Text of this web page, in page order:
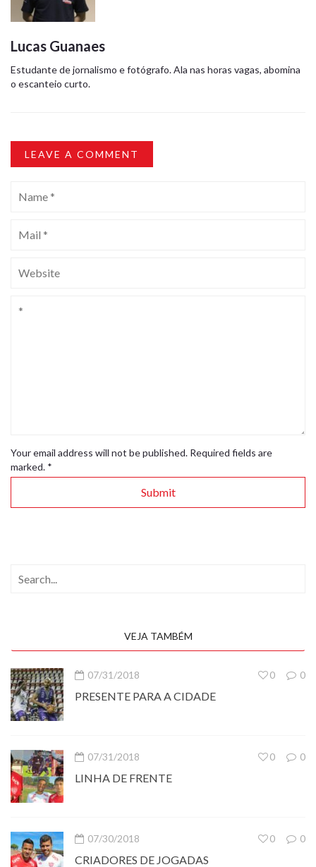
Lucas Guanaes
Estudante de jornalismo e fotógrafo. Ala nas horas vagas, abomina
o escanteio curto.
LEAVE A COMMENT
Your email address will not be published. Required fields are
marked. *
VEJA TAMBÉM
07/31/2018 0
0
PRESENTE PARA A CIDADE
07/31/2018 0
0
LINHA DE FRENTE
07/30/2018 0
0
CRIADORES DE JOGADAS